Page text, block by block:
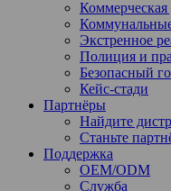
Коммерческая
Экстренное
Полиция и
Безопасный
Кейс-стади
Партнёры
Найдите
Станьте
Поддержка
OEM/ODM
Служба